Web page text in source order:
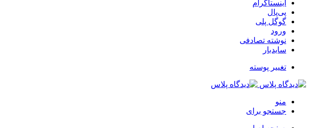
اینستاگرام
پی‌پال
گوگل پلی
ورود
نوشته تصادفی
سایدبار
تغییر پوسته
منو
جستجو برای